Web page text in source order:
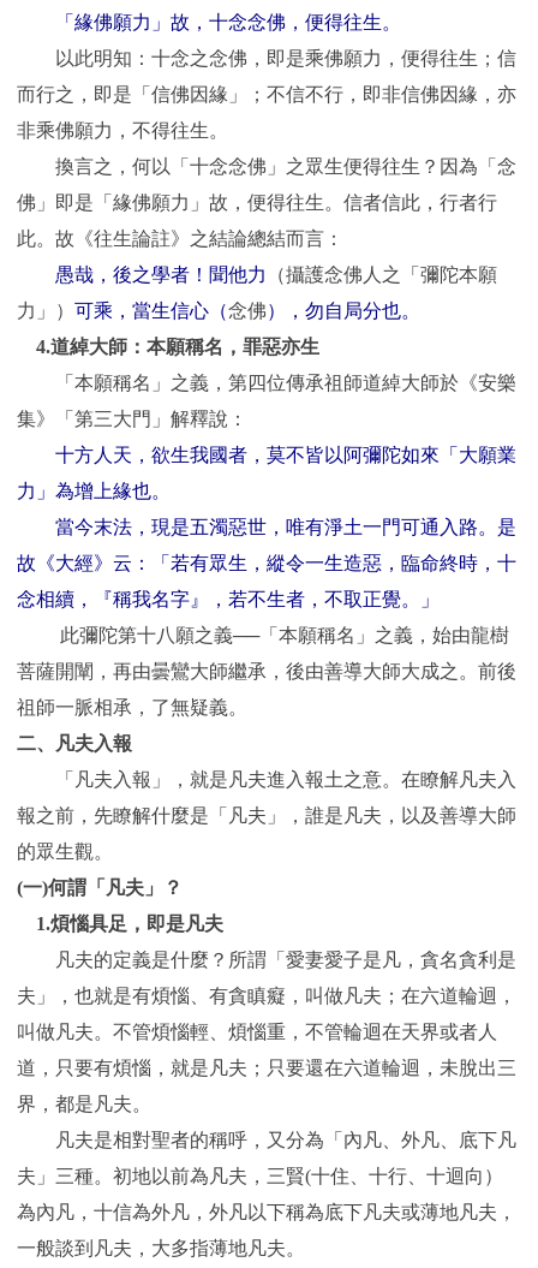
「緣佛願力」故，十念念佛，便得往生。
以此明知：十念之念佛，即是乘佛願力，便得往生；信
而行之，即是「信佛因緣」；不信不行，即非信佛因緣，亦
非乘佛願力，不得往生。
換言之，何以「十念念佛」之眾生便得往生？因為「念
佛」即是「緣佛願力」故，便得往生。信者信此，行者行
此。故《往生論註》之結論總結而言：
愚哉，後之學者！聞他力
（攝護念佛人之「彌陀本願
力」） 可乘，當生信心（念佛），勿自局分也。
4.道綽大師：本願稱名，罪惡亦生
「本願稱名」之義，第四位傳承祖師道綽大師於《安樂
集》「第三大門」解釋說：
十方人天，欲生我國者，莫不皆以阿彌陀如來「大願業
力」為增上緣也。
當今末法，現是五濁惡世，唯有淨土一門可通入路。是
故《大經》云：「若有眾生，縱令一生造惡，臨命終時，十
念相續，『稱我名字』，若不生者，不取正覺。」
此彌陀第十八願之義──「本願稱名」之義，始由龍樹
菩薩開闡，再由曇鸞大師繼承，後由善導大師大成之。前後
祖師一脈相承，了無疑義。
二、凡夫入報
「凡夫入報」，就是凡夫進入報土之意。在瞭解凡夫入
報之前，先瞭解什麼是「凡夫」，誰是凡夫，以及善導大師
的眾生觀。
(一)何謂「凡夫」？
1.煩惱具足，即是凡夫
凡夫的定義是什麼？所謂「愛妻愛子是凡，貪名貪利是
夫」，也就是有煩惱、有貪瞋癡，叫做凡夫；在六道輪迴，
叫做凡夫。不管煩惱輕、煩惱重，不管輪迴在天界或者人
道，只要有煩惱，就是凡夫；只要還在六道輪迴，未脫出三
界，都是凡夫。
凡夫是相對聖者的稱呼，又分為「內凡、外凡、底下凡
夫」三種。初地以前為凡夫，三賢(十住、十行、十迴向）
為內凡，十信為外凡，外凡以下稱為底下凡夫或薄地凡夫，
一般談到凡夫，大多指薄地凡夫。